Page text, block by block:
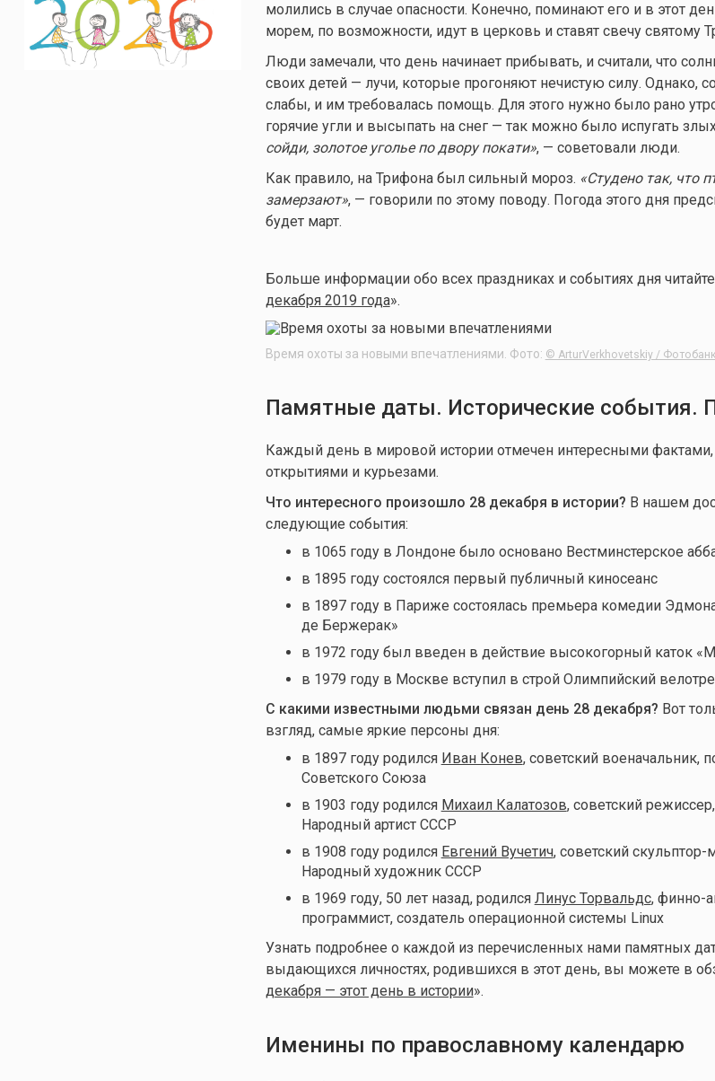
молились в случае опасности. Конечно, поминают его и в этот
морем, по возможности, идут в церковь и ставят свечу святому
Люди замечали, что день начинает прибывать, и считали, что
своих детей — лучи, которые прогоняют нечистую силу. Однако,
слабы, и им требовалась помощь. Для этого нужно было рано
горячие угли и высыпать на снег — так можно было испугать
сойди, золотое уголье по двору покати», — советовали люди.
Как правило, на Трифона был сильный мороз. «Студено так, что
замерзают», — говорили по этому поводу. Погода этого дня
будет март.
Больше информации обо всех праздниках и событиях дня читайте
декабря 2019 года».
Время охоты за новыми впечатлениями. Фото: © ArturVerkhovetskiy /
Памятные даты. Исторические события.
Каждый день в мировой истории отмечен интересными
открытиями и курьезами.
Что интересного произошло 28 декабря в истории? В нашем
следующие события:
в 1065 году в Лондоне было основано Вестминстерское
в 1895 году состоялся первый публичный киносеанс
в 1897 году в Париже состоялась премьера комедии
де Бержерак»
в 1972 году был введен в действие высокогорный каток
в 1979 году в Москве вступил в строй Олимпийский
С какими известными людьми связан день 28 декабря? Вот
взгляд, самые яркие персоны дня:
в 1897 году родился Иван Конев, советский военачальник,
Советского Союза
в 1903 году родился Михаил Калатозов, советский
Народный артист СССР
в 1908 году родился Евгений Вучетич, советский скульптор-
Народный художник СССР
в 1969 году, 50 лет назад, родился Линус Торвальдс, финно-
программист, создатель операционной системы Linux
Узнать подробнее о каждой из перечисленных нами памятных
выдающихся личностях, родившихся в этот день, вы можете в
декабря — этот день в истории».
Именины по православному календарю